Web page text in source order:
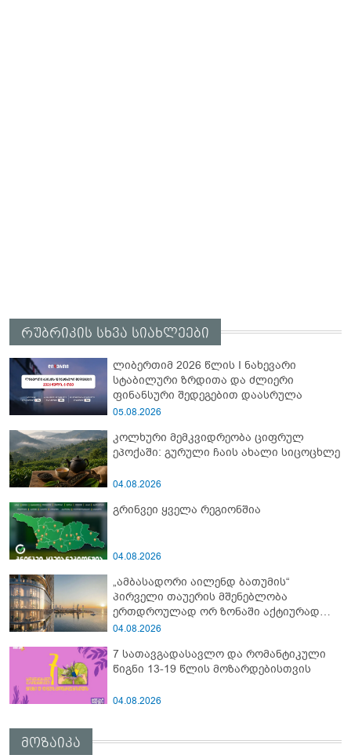
რუბრიკის სხვა სიახლეები
ლიბერთიმ 2026 წლის I ნახევარი
სტაბილური ზრდითა და ძლიერი
ფინანსური შედეგებით დაასრულა
05.08.2026
კოლხური მემკვიდრეობა ციფრულ
ეპოქაში: გურული ჩაის ახალი სიცოცხლე
04.08.2026
გრინვეი ყველა რეგიონშია
04.08.2026
„ამბასადორი აილენდ ბათუმის“
პირველი თაუერის მშენებლობა
ერთდროულად ორ ზონაში აქტიურად
მიმდინარეობს
04.08.2026
7 სათავგადასავლო და რომანტიკული
წიგნი 13-19 წლის მოზარდებისთვის
04.08.2026
მოზაიკა